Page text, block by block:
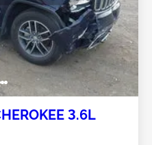
3.6L